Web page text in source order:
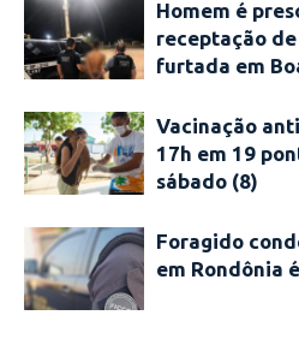
Homem é
receptação
furtada em
Vacinação
17h em 19
sábado (8)
Foragido
em Rondônia